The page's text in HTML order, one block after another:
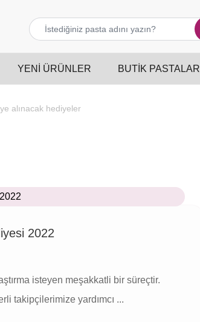
YENI ÜRÜNLER BUTIK PASTALAR
alınacak hediyeler
2022
isteyen meşakkatli bir süreçtir.
takipçilerimize yardımcı ...